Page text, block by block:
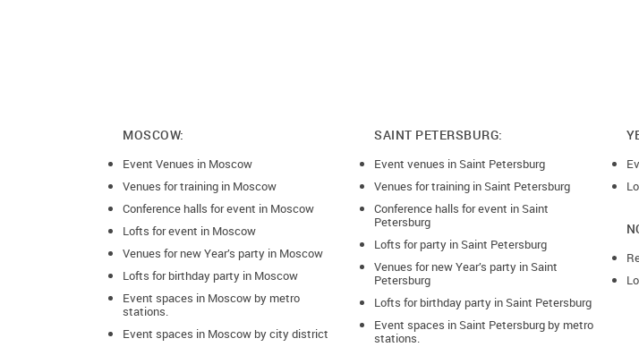
MOSCOW:
Event Venues in Moscow
Venues for training in Moscow
Conference halls for event in Moscow
Lofts for event in Moscow
Venues for new Year’s party in Moscow
Lofts for birthday party in Moscow
Event spaces in Moscow by metro
stations.
Event spaces in Moscow by city district
SAINT PETERSBURG:
Event venues in Saint Petersburg
Venues for training in Saint Petersburg
Conference halls for event in Saint
Petersburg
Lofts for party in Saint Petersburg
Venues for new Year’s party in Saint
Petersburg
Lofts for birthday party in Saint Petersburg
Event spaces in Saint Petersburg by metro
stations.